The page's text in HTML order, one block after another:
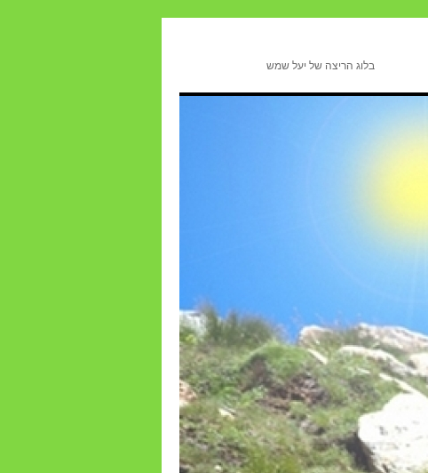
בלוג הריצה של יעל שמש